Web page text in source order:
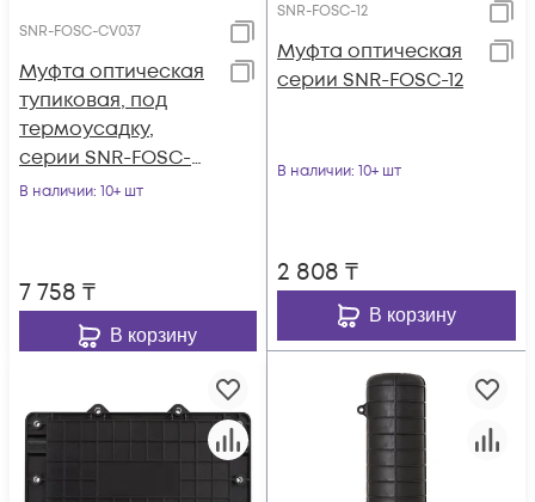
SNR-FOSC-CV037
Муфта оптическая
тупиковая, под
термоусадку,
серии SNR-FOSC-
CV037
В наличии: 10+ шт
7 758 ₸
В корзину
SNR-FOSC-12
Муфта оптическая
серии SNR-FOSC-12
В наличии: 10+ шт
2 808 ₸
В корзину